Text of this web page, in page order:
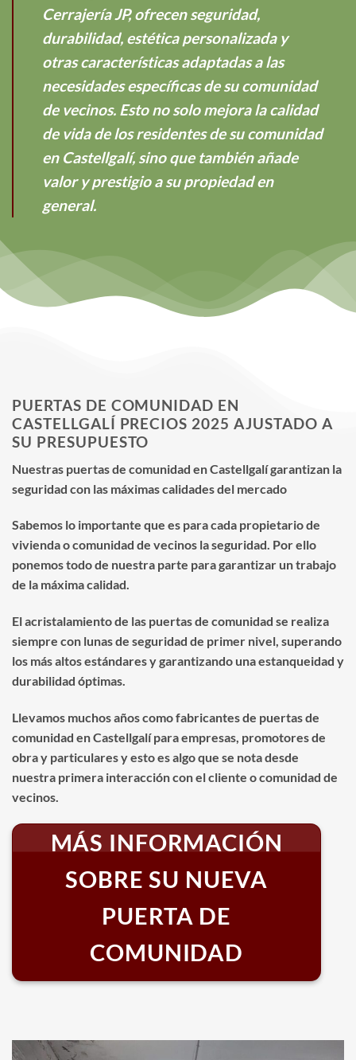
Cerrajería JP, ofrecen seguridad,
durabilidad, estética personalizada y
otras características adaptadas a las
necesidades específicas de su comunidad
de vecinos. Esto no solo mejora la calidad
de vida de los residentes de su comunidad
en Castellgalí, sino que también añade
valor y prestigio a su propiedad en
general.
PUERTAS DE COMUNIDAD EN
CASTELLGALÍ PRECIOS 2025 AJUSTADO A
SU PRESUPUESTO
Nuestras puertas de comunidad en Castellgalí garantizan la
seguridad con las máximas calidades del mercado
Sabemos lo importante que es para cada propietario de
vivienda o comunidad de vecinos la seguridad. Por ello
ponemos todo de nuestra parte para garantizar un trabajo
de la máxima calidad.
El acristalamiento de las puertas de comunidad se realiza
siempre con lunas de seguridad de primer nivel, superando
los más altos estándares y garantizando una estanqueidad y
durabilidad óptimas.
Llevamos muchos años como fabricantes de puertas de
comunidad en Castellgalí para empresas, promotores de
obra y particulares y esto es algo que se nota desde
nuestra primera interacción con el cliente o comunidad de
vecinos.
MÁS INFORMACIÓN
SOBRE SU NUEVA
PUERTA DE
COMUNIDAD